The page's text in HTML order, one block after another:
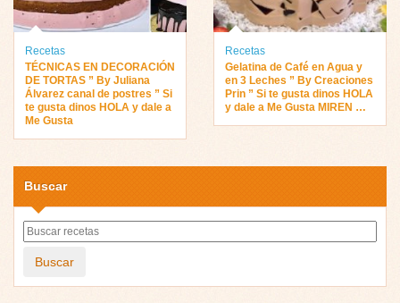
Recetas
TÉCNICAS EN DECORACIÓN
DE TORTAS ” By Juliana
Álvarez canal de postres ” Si
te gusta dinos HOLA y dale a
Me Gusta
Recetas
Gelatina de Café en Agua y
en 3 Leches ” By Creaciones
Prin ” Si te gusta dinos HOLA
y dale a Me Gusta MIREN …
Buscar
Buscar